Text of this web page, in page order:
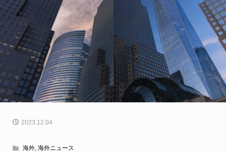
2023.12.04
海外, 海外ニュース